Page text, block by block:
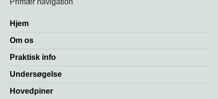
Primær navigation
Hjem
Om os
Praktisk info
Undersøgelse
Hovedpiner